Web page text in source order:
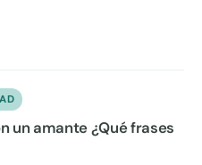
un amante ¿Qué frases